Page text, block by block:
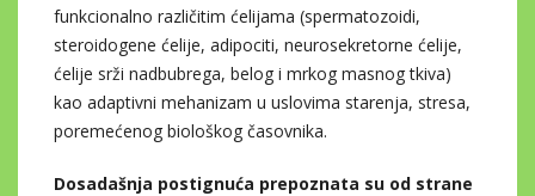
funkcionalno različitim ćelijama (spermatozoidi,
steroidogene ćelije, adipociti, neurosekretorne ćelije,
ćelije srži nadbubrega, belog i mrkog masnog tkiva)
kao adaptivni mehanizam u uslovima starenja, stresa,
poremećenog biološkog časovnika.
Dosadašnja postignuća prepoznata su od strane